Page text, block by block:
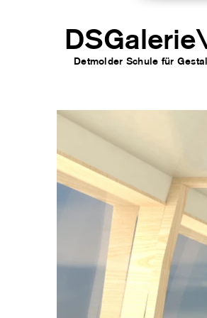
Detmolder Schule für Gesta
DSGalerie